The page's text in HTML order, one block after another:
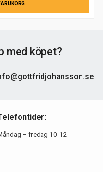
med köpet?
– fredag 10-12